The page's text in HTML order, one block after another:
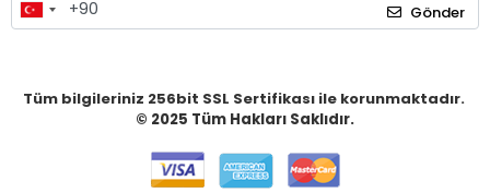
Gönder
Tüm bilgileriniz 256bit SSL Sertifikası ile korunmaktadır.
© 2025 Tüm Hakları Saklıdır.